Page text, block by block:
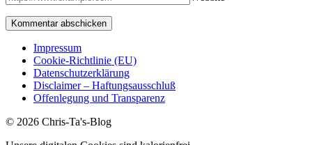
Impressum
Cookie-Richtlinie (EU)
Datenschutzerklärung
Disclaimer – Haftungsausschluß
Offenlegung und Transparenz
© 2026 Chris-Ta's-Blog